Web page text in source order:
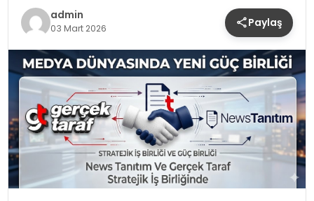
TEKNOLOJI
YAŞAM
admin
03 Mart 2026 Paylaş